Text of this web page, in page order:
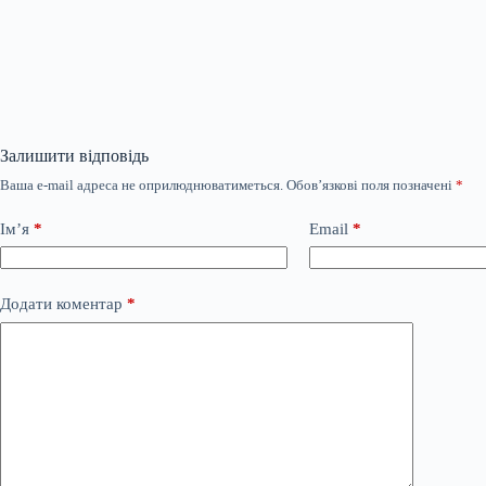
Залишити відповідь
Ваша e-mail адреса не оприлюднюватиметься. Обов’язкові поля позначені *
Ім’я * Email *
Додати коментар *